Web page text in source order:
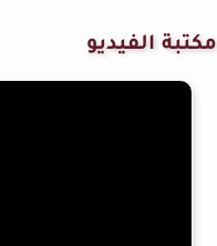
مكتبة الفيديو